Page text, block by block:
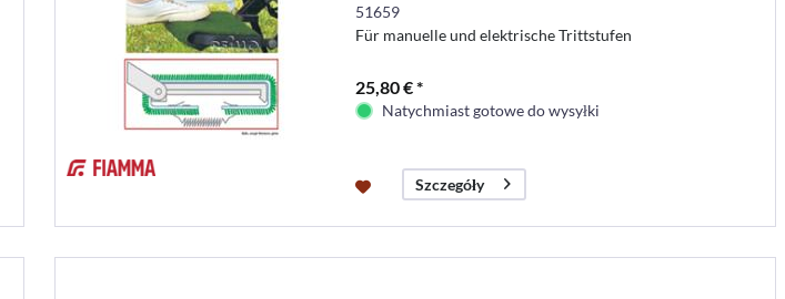
51659
Für manuelle und elektrische Trittstufen
25,80 € *
Natychmiast gotowe do wysyłki
Szczegóły